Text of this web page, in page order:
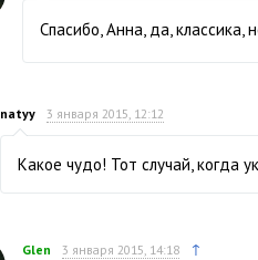
Спасибо, Анна, да,
natyy 3 января 2015, 12:12
Какое чудо! Тот случай, когда
Glen 3 января 2015, 14:18 ↑